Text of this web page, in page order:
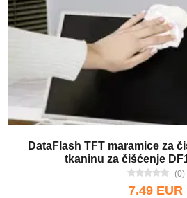
DataFlash TFT maramice za
tkaninu za čišćenje
(0)
7.49 EUR